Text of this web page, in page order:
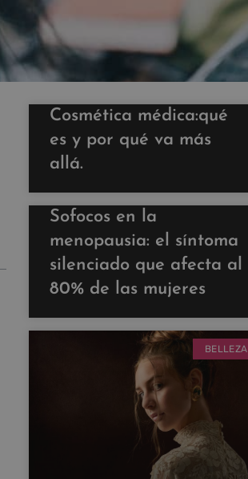
Cosmética médica:qué
es y por qué va más
allá.
Sofocos en la
menopausia: el síntoma
silenciado que afecta al
80% de las mujeres
BELLEZA